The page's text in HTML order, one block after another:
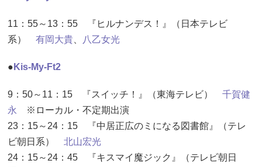
11：55～13：55 『ヒルナンデス！』（日本テレビ
系） 有岡大貴 八乙女光
● Kis-My-Ft2
9：50～11：15 『スイッチ！』（東海テレビ） 千賀健
永
※ローカル・不定期出演
23：15～24：15 『中居正広のミになる図書館』（テレ
ビ朝日系） 北山宏光
24：15～24：45 『キスマイ魔ジック』（テレビ朝日